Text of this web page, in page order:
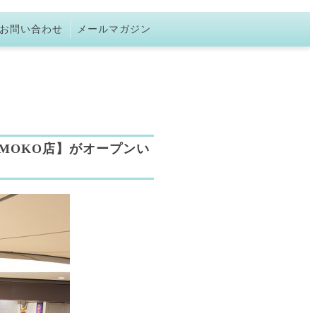
お問い合わせ メールマガジン
店】がオープンい